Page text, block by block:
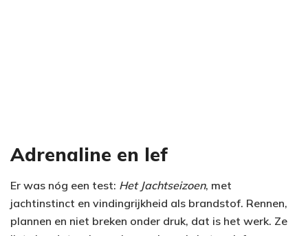
Adrenaline en lef
Er was nóg een test: Het Jachtseizoen, met
jachtinstinct en vindingrijkheid als brandstof. Rennen,
plannen en niet breken onder druk, dat is het werk. Ze